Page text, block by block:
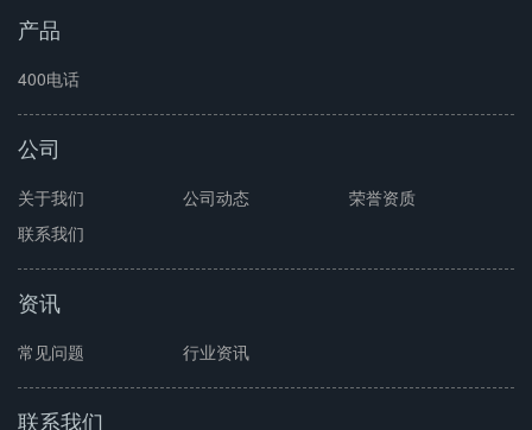
产品
400电话
公司
关于我们 公司动态
荣誉资质
联系我们
资讯
常见问题 行业资讯
联系我们